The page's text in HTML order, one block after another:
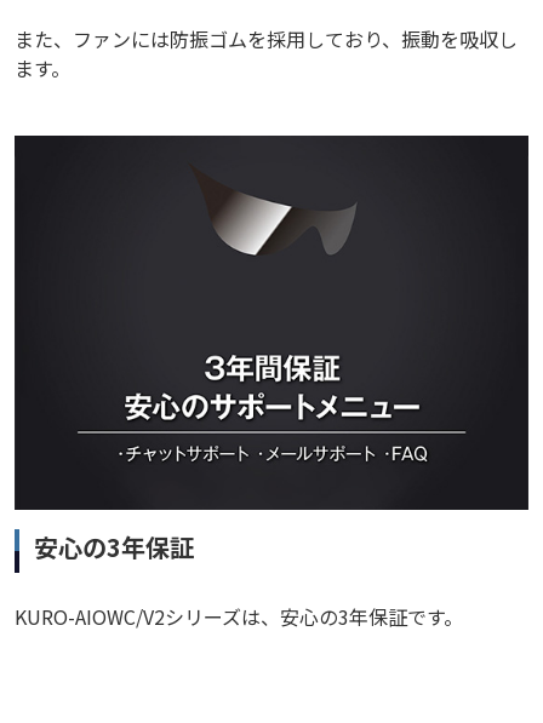
また、ファンには防振ゴムを採用しており、振動を吸収し
ます。
安心の3年保証
KURO-AIOWC/V2シリーズは、安心の3年保証です。